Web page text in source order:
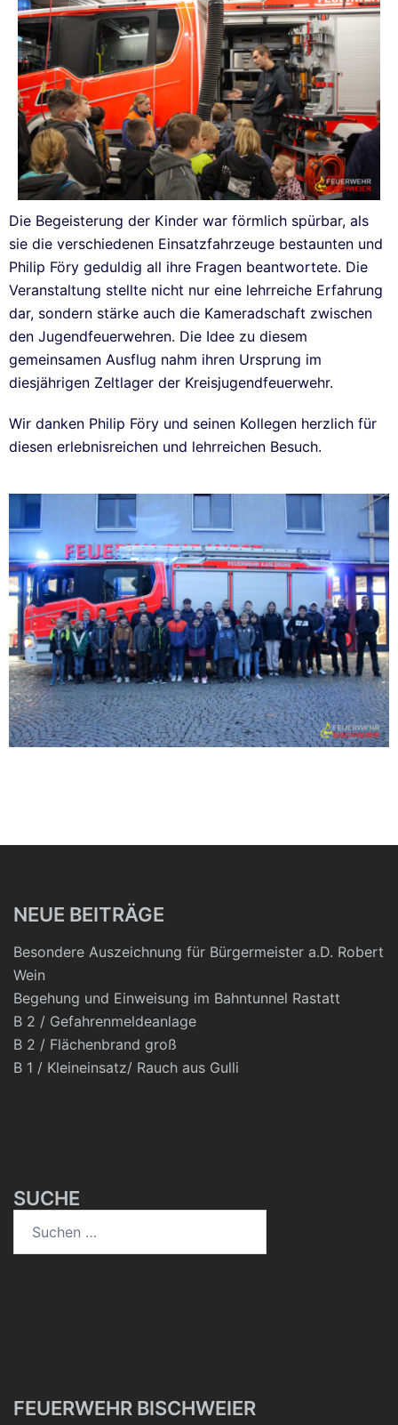
Die Begeisterung der Kinder war förmlich spürbar, als
sie die verschiedenen Einsatzfahrzeuge bestaunten und
Philip Föry geduldig all ihre Fragen beantwortete. Die
Veranstaltung stellte nicht nur eine lehrreiche Erfahrung
dar, sondern stärke auch die Kameradschaft zwischen
den Jugendfeuerwehren. Die Idee zu diesem
gemeinsamen Ausflug nahm ihren Ursprung im
diesjährigen Zeltlager der Kreisjugendfeuerwehr.
Wir danken Philip Föry und seinen Kollegen herzlich für
diesen erlebnisreichen und lehrreichen Besuch.
NEUE BEITRÄGE
Besondere Auszeichnung für Bürgermeister a.D. Robert
Wein
Begehung und Einweisung im Bahntunnel Rastatt
B 2 / Gefahrenmeldeanlage
B 2 / Flächenbrand groß
B 1 / Kleineinsatz/ Rauch aus Gulli
SUCHE
FEUERWEHR BISCHWEIER